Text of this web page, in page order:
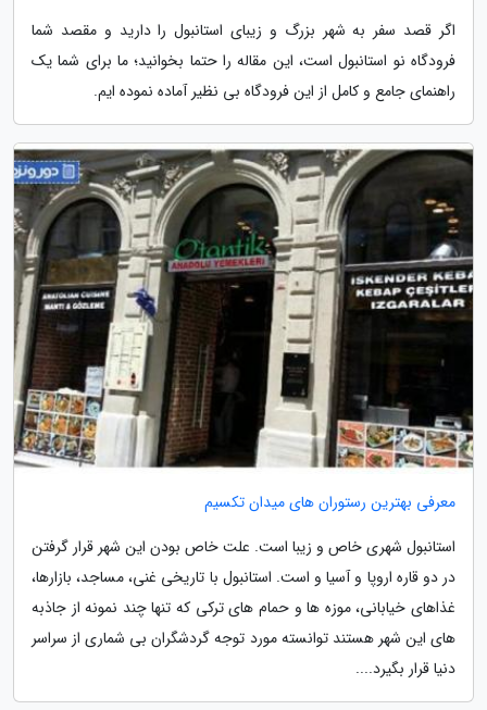
اگر قصد سفر به شهر بزرگ و زیبای استانبول را دارید و مقصد شما
فرودگاه نو استانبول است، این مقاله را حتما بخوانید؛ ما برای شما یک
راهنمای جامع و کامل از این فرودگاه بی نظیر آماده نموده ایم.
معرفی بهترین رستوران های میدان تکسیم
استانبول شهری خاص و زیبا است. علت خاص بودن این شهر قرار گرفتن
در دو قاره اروپا و آسیا و است. استانبول با تاریخی غنی، مساجد، بازارها،
غذاهای خیابانی، موزه ها و حمام های ترکی که تنها چند نمونه از جاذبه
های این شهر هستند توانسته مورد توجه گردشگران بی شماری از سراسر
دنیا قرار بگیرد....